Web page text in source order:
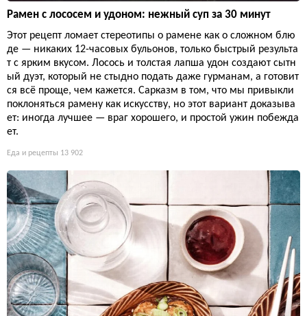
Рамен с лососем и удоном: нежный суп за 30 минут
Этот рецепт ломает стереотипы о рамене как о сложном блю
де — никаких 12-часовых бульонов, только быстрый результа
т с ярким вкусом. Лосось и толстая лапша удон создают сытн
ый дуэт, который не стыдно подать даже гурманам, а готовит
ся всё проще, чем кажется. Сарказм в том, что мы привыкли
поклоняться рамену как искусству, но этот вариант доказыва
ет: иногда лучшее — враг хорошего, и простой ужин побежда
ет.
Еда и рецепты 13 902